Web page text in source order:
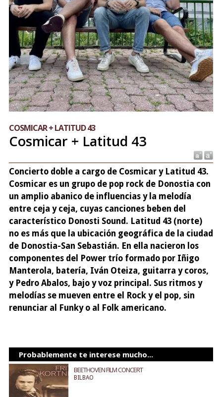
COSMICAR + LATITUD 43
Cosmicar + Latitud 43
Concierto doble a cargo de Cosmicar y Latitud 43.
Cosmicar es un grupo de pop rock de Donostia con
un amplio abanico de influencias y la melodía
entre ceja y ceja, cuyas canciones beben del
característico Donosti Sound. Latitud 43 (norte)
no es más que la ubicación geográfica de la ciudad
de Donostia-San Sebastián. En ella nacieron los
componentes del Power trío formado por Iñigo
Manterola, batería, Iván Oteiza, guitarra y coros,
y Pedro Abalos, bajo y voz principal. Sus ritmos y
melodías se mueven entre el Rock y el pop, sin
renunciar al Funky o al Folk americano.
Probablemente te interese mucho...
BEETHOVEN FILM CONCERT
BILBAO